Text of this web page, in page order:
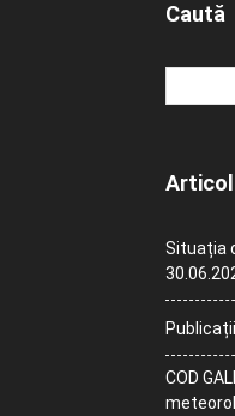
Caută
Situația
COD